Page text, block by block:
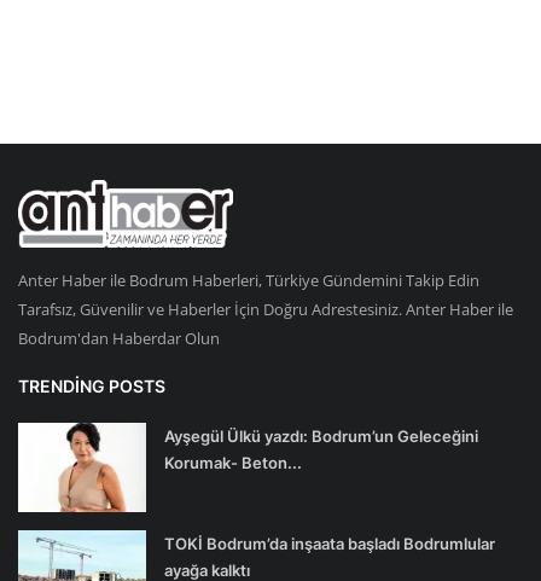
Anter Haber ile Bodrum Haberleri, Türkiye Gündemini Takip Edin
Tarafsız, Güvenilir ve Haberler İçin Doğru Adrestesiniz. Anter Haber ile
Bodrum'dan Haberdar Olun
TRENDING POSTS
Ayşegül Ülkü yazdı: Bodrum’un Geleceğini
Korumak- Beton...
TOKİ Bodrum’da inşaata başladı Bodrumlular
ayağa kalktı